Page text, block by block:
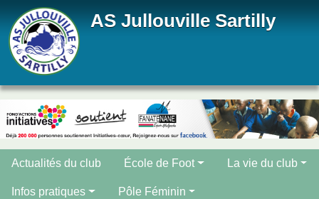
AS Jullouville Sartilly
Actualités du club École de Foot La vie du club
Infos pratiques Pôle Féminin
Panneau de gestion des cookies